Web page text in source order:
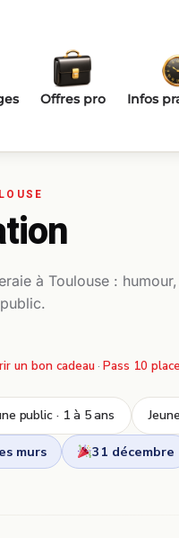
Offres pro Infos
à Toulouse : humour,
un bon cadeau · Pass 10
public · 1 à 5 ans
murs 31 décembre